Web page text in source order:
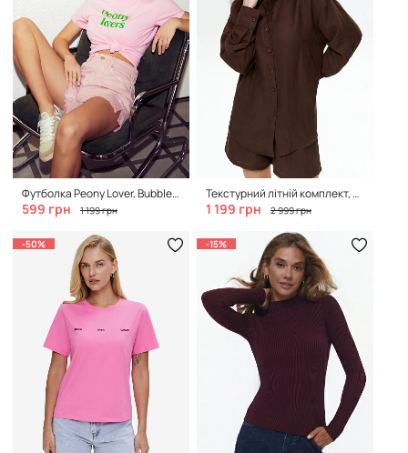
Футболка Peony Lover, Bubble Pink
599 грн 1 199 грн
Текстурний літній комплект, Brown
1 199 грн 2 999 грн
-50% -15%